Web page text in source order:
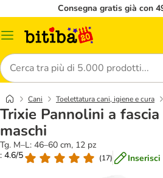
Consegna gratis già con
Overview
Cerca
Cani Toelettatura cani, igiene e cura
Trixie Pannolini a
maschi
Tg. M–L: 46–60 cm, 12 pz
: 4.6/5
(17)